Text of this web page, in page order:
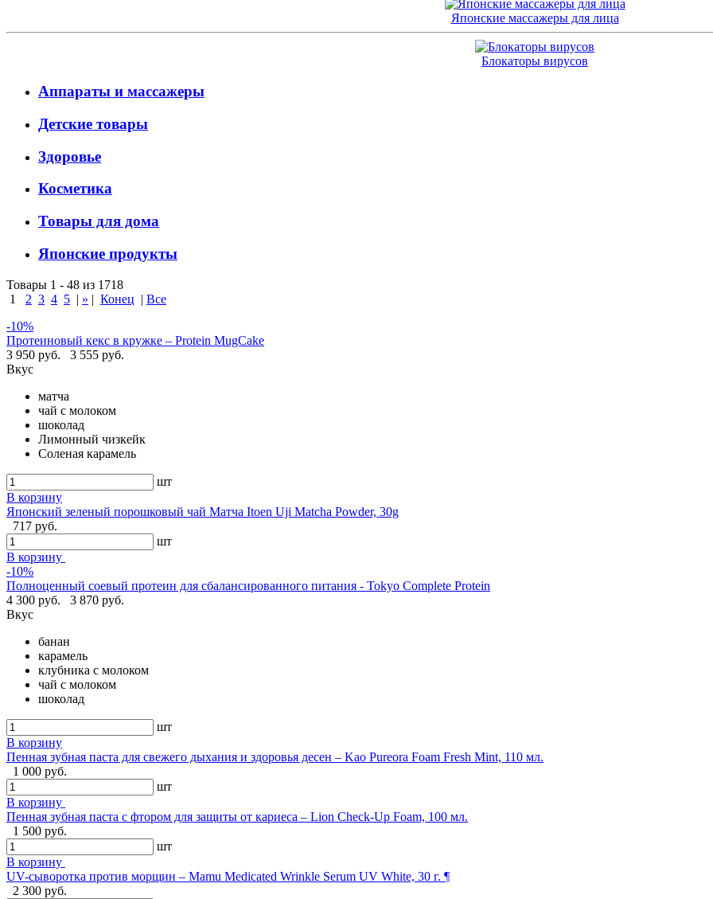
Японские массажеры для лица
Блокаторы вирусов
Аппараты и массажеры
Детские товары
Здоровье
Косметика
Товары для дома
Японские продукты
Товары 1 - 48 из 1718
1
2 3 4 5 | » | Конец | Все
-10%
Протеиновый кекс в кружке – Protein MugCake
3 950 руб.
3 555 руб.
Вкус
матча
чай с молоком
шоколад
Лимонный чизкейк
Соленая карамель
шт
В корзину
Японский зеленый порошковый чай Матча Itoen Uji Matcha Powder, 30g
717 руб.
шт
В корзину
-10%
Полноценный соевый протеин для сбалансированного питания - Tokyo Complete Protein
4 300 руб.
3 870 руб.
Вкус
банан
карамель
клубника с молоком
чай с молоком
шоколад
шт
В корзину
Пенная зубная паста для свежего дыхания и здоровья десен – Kao Pureora Foam Fresh Mint, 110 мл.
1 000 руб.
шт
В корзину
Пенная зубная паста с фтором для защиты от кариеса – Lion Check-Up Foam, 100 мл.
1 500 руб.
шт
В корзину
UV-сыворотка против морщин – Mamu Medicated Wrinkle Serum UV White, 30 г. ¶
2 300 руб.